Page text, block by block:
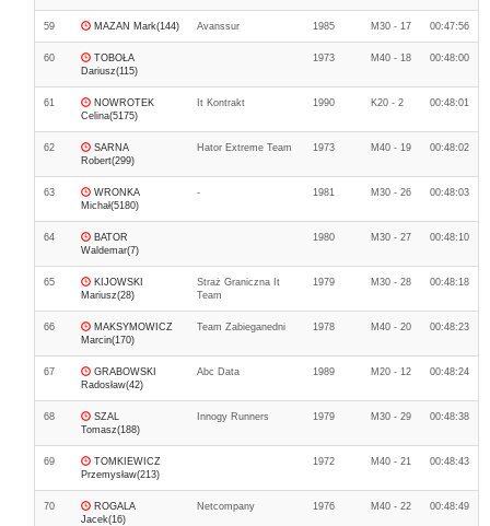
59 MAZAN Mark(144) Avanssur 1985 M30 - 17 00:47:56
60
TOBOŁA
Dariusz(115)
1973 M40 - 18 00:48:00
61
NOWROTEK
Celina(5175)
It Kontrakt 1990 K20 - 2 00:48:01
62
SARNA
Robert(299)
Hator Extreme Team 1973 M40 - 19 00:48:02
63
WRONKA
Michał(5180)
- 1981 M30 - 26 00:48:03
64
BATOR
Waldemar(7)
1980 M30 - 27 00:48:10
65
KIJOWSKI
Mariusz(28)
Straż Graniczna It
Team
1979 M30 - 28 00:48:18
66
MAKSYMOWICZ
Marcin(170)
Team Zabieganedni 1978 M40 - 20 00:48:23
67
GRABOWSKI
Radosław(42)
Abc Data 1989 M20 - 12 00:48:24
68
SZAL
Tomasz(188)
Innogy Runners 1979 M30 - 29 00:48:38
69
TOMKIEWICZ
Przemysław(213)
1972 M40 - 21 00:48:43
70
ROGALA
Jacek(16)
Netcompany 1976 M40 - 22 00:48:49